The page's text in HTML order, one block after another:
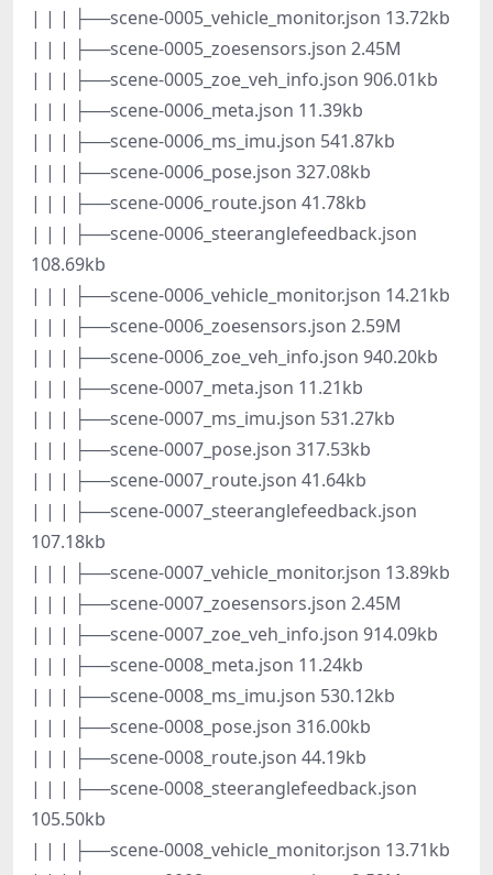
| | | ├──scene-0005_vehicle_monitor.json 13.72kb
| | | ├──scene-0005_zoesensors.json 2.45M
| | | ├──scene-0005_zoe_veh_info.json 906.01kb
| | | ├──scene-0006_meta.json 11.39kb
| | | ├──scene-0006_ms_imu.json 541.87kb
| | | ├──scene-0006_pose.json 327.08kb
| | | ├──scene-0006_route.json 41.78kb
| | | ├──scene-0006_steeranglefeedback.json
108.69kb
| | | ├──scene-0006_vehicle_monitor.json 14.21kb
| | | ├──scene-0006_zoesensors.json 2.59M
| | | ├──scene-0006_zoe_veh_info.json 940.20kb
| | | ├──scene-0007_meta.json 11.21kb
| | | ├──scene-0007_ms_imu.json 531.27kb
| | | ├──scene-0007_pose.json 317.53kb
| | | ├──scene-0007_route.json 41.64kb
| | | ├──scene-0007_steeranglefeedback.json
107.18kb
| | | ├──scene-0007_vehicle_monitor.json 13.89kb
| | | ├──scene-0007_zoesensors.json 2.45M
| | | ├──scene-0007_zoe_veh_info.json 914.09kb
| | | ├──scene-0008_meta.json 11.24kb
| | | ├──scene-0008_ms_imu.json 530.12kb
| | | ├──scene-0008_pose.json 316.00kb
| | | ├──scene-0008_route.json 44.19kb
| | | ├──scene-0008_steeranglefeedback.json
105.50kb
| | | ├──scene-0008_vehicle_monitor.json 13.71kb